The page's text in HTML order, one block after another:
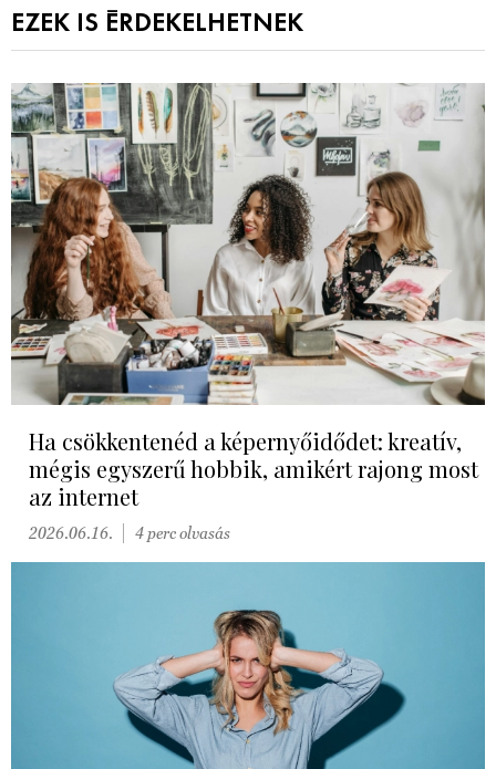
EZEK IS ÉRDEKELHETNEK
Ha csökkentenéd a képernyőidődet: kreatív,
mégis egyszerű hobbik, amikért rajong most
az internet
2026.06.16. 4 perc olvasás